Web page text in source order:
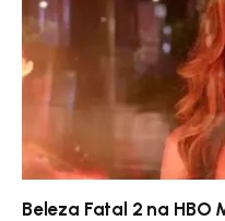
Beleza Fatal 2 na HBO